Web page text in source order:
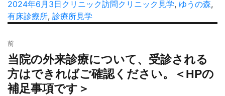
稿
者
投
稿
2024年6月3日 カ
テ
ー
クリニック訪問タ
クリニック見学, ゆうの森,
有床診療所, 診療所見学
稿
ナ
ビ
ゲ
前
過
去
の
当院の外来診療について、受診される
方はできればご確認ください。＜HPの
補足事項です＞